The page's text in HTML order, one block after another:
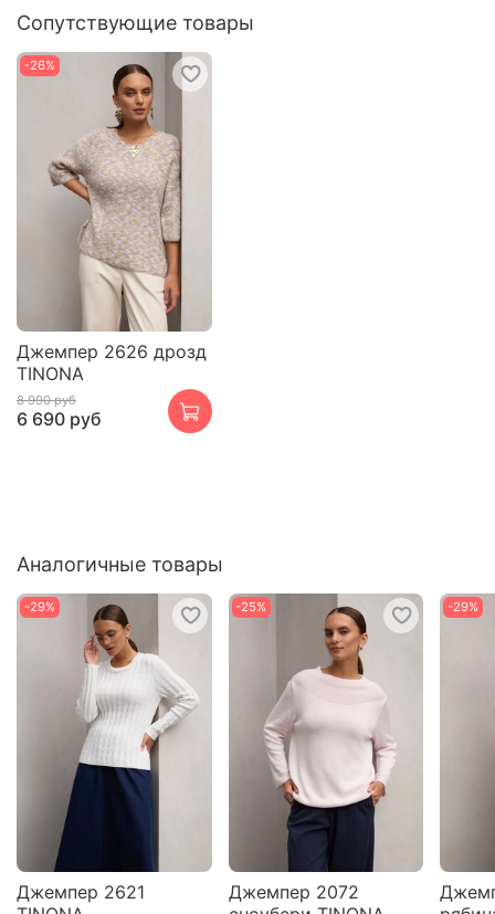
Сопутствующие товары
-26%
Джемпер 2626 дрозд
TINONA
8 990 руб
6 690 руб
Аналогичные товары
-29%
Джемпер 2621
-25%
Джемпер 2072
-29%